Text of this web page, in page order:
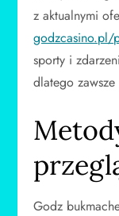
z aktualnymi
godzcasino.pl/
sporty i
dlatego
Godz